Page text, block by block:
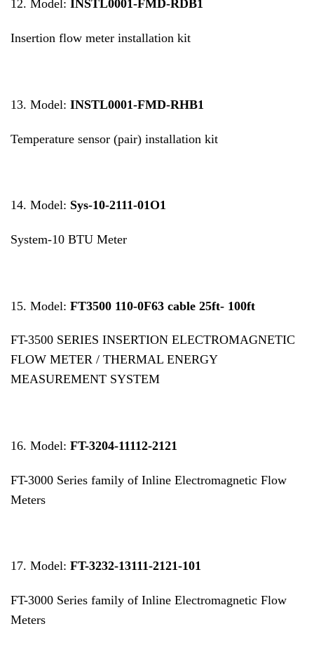
12. Model: INSTL0001-FMD-RDB1
Insertion flow meter installation kit
13. Model: INSTL0001-FMD-RHB1
Temperature sensor (pair) installation kit
14. Model: Sys-10-2111-01O1
System-10 BTU Meter
15. Model: FT3500 110-0F63 cable 25ft- 100ft
FT-3500 SERIES INSERTION ELECTROMAGNETIC
FLOW METER / THERMAL ENERGY
MEASUREMENT SYSTEM
16. Model: FT-3204-11112-2121
FT-3000 Series family of Inline Electromagnetic Flow
Meters
17. Model: FT-3232-13111-2121-101
FT-3000 Series family of Inline Electromagnetic Flow
Meters